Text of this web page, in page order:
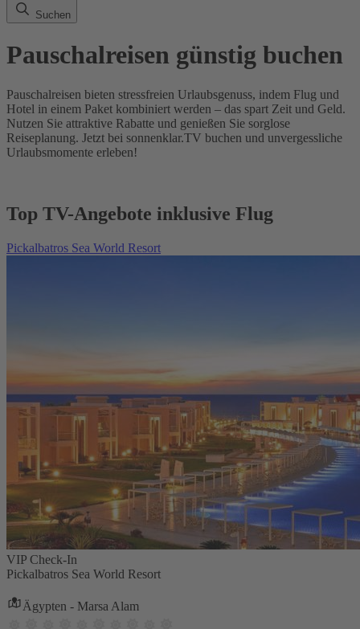
Suchen
Pauschalreisen günstig buchen
Pauschalreisen bieten stressfreien Urlaubsgenuss, indem Flug und
Hotel in einem Paket kombiniert werden – das spart Zeit und Geld.
Nutzen Sie attraktive Rabatte und genießen Sie sorglose
Reiseplanung. Jetzt bei sonnenklar.TV buchen und unvergessliche
Urlaubsmomente erleben!
Top TV-Angebote inklusive Flug
Pickalbatros Sea World Resort
VIP Check-In
Pickalbatros Sea World Resort
Ägypten - Marsa Alam